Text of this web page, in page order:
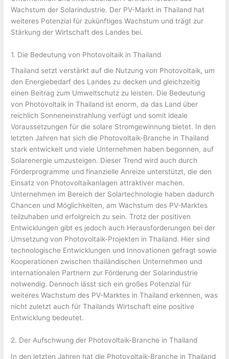
Wachstum der Solarindustrie. Der PV-Markt in Thailand hat
weiteres Potenzial für zukünftiges Wachstum und trägt zur
Stärkung der Wirtschaft des Landes bei.
1. Die Bedeutung von Photovoltaik in Thailand
Thailand setzt verstärkt auf die Nutzung von Photovoltaik, um
den Energiebedarf des Landes zu decken und gleichzeitig
einen Beitrag zum Umweltschutz zu leisten. Die Bedeutung
von Photovoltaik in Thailand ist enorm, da das Land über
reichlich Sonneneinstrahlung verfügt und somit ideale
Voraussetzungen für die solare Stromgewinnung bietet. In den
letzten Jahren hat sich die Photovoltaik-Branche in Thailand
stark entwickelt und viele Unternehmen haben begonnen, auf
Solarenergie umzusteigen. Dieser Trend wird auch durch
Förderprogramme und finanzielle Anreize unterstützt, die den
Einsatz von Photovoltaikanlagen attraktiver machen.
Unternehmen im Bereich der Solartechnologie haben dadurch
Chancen und Möglichkeiten, am Wachstum des PV-Marktes
teilzuhaben und erfolgreich zu sein. Trotz der positiven
Entwicklungen gibt es jedoch auch Herausforderungen bei der
Umsetzung von Photovoltaik-Projekten in Thailand. Hier sind
technologische Entwicklungen und Innovationen gefragt sowie
Kooperationen zwischen thailändischen Unternehmen und
internationalen Partnern zur Förderung der Solarindustrie
notwendig. Dennoch lässt sich ein großes Potenzial für
weiteres Wachstum des PV-Marktes in Thailand erkennen, was
nicht zuletzt auch für Thailands Wirtschaft eine positive
Entwicklung bedeutet.
2. Der Aufschwung der Photovoltaik-Branche in Thailand
In den letzten Jahren hat die Photovoltaik-Branche in Thailand